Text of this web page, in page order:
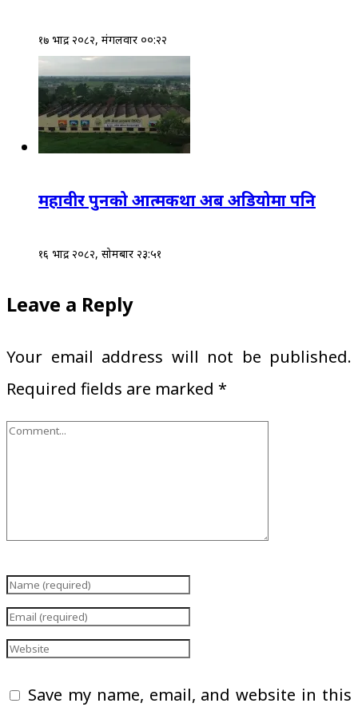
१७ भाद्र २०८२, मंगलवार ००:२२
महावीर पुनको आत्मकथा अब अडियोमा पनि
१६ भाद्र २०८२, सोमबार २३:५१
Leave a Reply
Your email address will not be published.
Required fields are marked *
Save my name, email, and website in this